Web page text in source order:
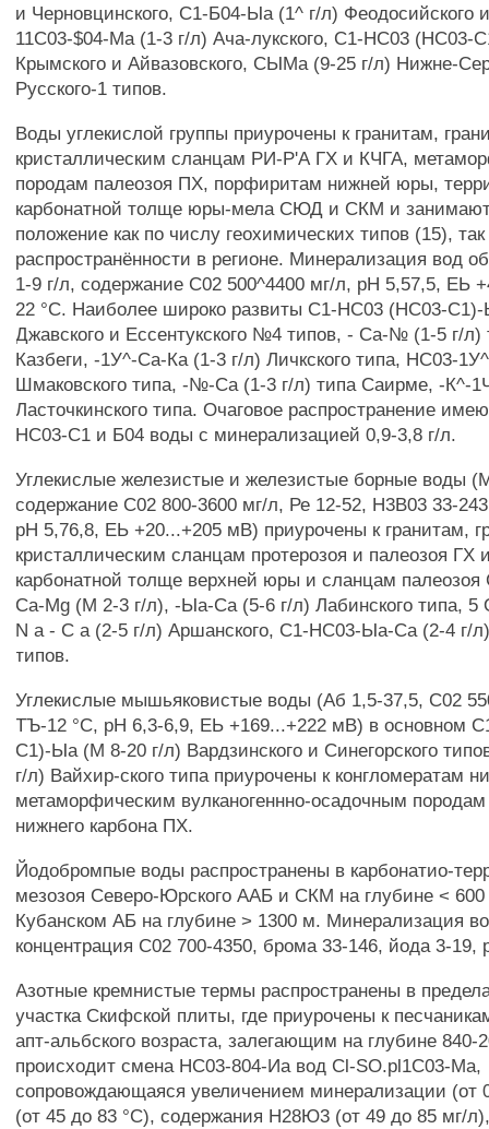
и Черновцинского, С1-Б04-Ыа (1^ г/л) Феодосийского и
11С03-$04-Ма (1-3 г/л) Ача-лукского, С1-НС03 (НС03-
Крымского и Айвазовского, СЫМа (9-25 г/л) Нижне-
Русского-1 типов.
Воды углекислой группы приурочены к гранитам,
кристаллическим сланцам РИ-Р'А ГХ и КЧГА,
породам палеозоя ПХ, порфиритам нижней юры,
карбонатной толще юры-мела СЮД и СКМ и
положение как по числу геохимических типов (15),
распространённости в регионе. Минерализация вод
1-9 г/л, содержание С02 500^4400 мг/л, рН 5,57,5, ЕЬ
22 °С. Наиболее широко развиты С1-НС03 (НС03-
Джавского и Ессентукского №4 типов, - Са-№ (1-5 г/л)
Казбеги, -1У^-Са-Ка (1-3 г/л) Личкского типа, НС03-
Шмаковского типа, -№-Са (1-3 г/л) типа Саирме, -К^-
Ласточкинского типа. Очаговое распространение
НС03-С1 и Б04 воды с минерализацией 0,9-3,8 г/л.
Углекислые железистые и железистые борные воды
содержание С02 800-3600 мг/л, Ре 12-52, Н3В03 33-
рН 5,76,8, ЕЬ +20...+205 мВ) приурочены к гранитам,
кристаллическим сланцам протерозоя и палеозоя ГХ
карбонатной толще верхней юры и сланцам
Ca-Mg (М 2-3 г/л), -Ыа-Са (5-6 г/л) Лабинского типа,
N а - С а (2-5 г/л) Аршанского, С1-НС03-Ыа-Са (2-4 г/
типов.
Углекислые мышьяковистые воды (Аб 1,5-37,5, С02
ТЪ-12 °С, рН 6,3-6,9, ЕЬ +169...+222 мВ) в основном
С1)-Ыа (М 8-20 г/л) Вардзинского и Синегорского
г/л) Вайхир-ского типа приурочены к конгломератам
метаморфическим вулканогеннно-осадочным
нижнего карбона ПХ.
Йодобромпые воды распространены в карбонатио-
мезозоя Северо-Юрского ААБ и СКМ на глубине <
Кубанском АБ на глубине > 1300 м. Минерализация
концентрация С02 700-4350, брома 33-146, йода 3-19,
Азотные кремнистые термы распространены в
участка Скифской плиты, где приурочены к
апт-альбского возраста, залегающим на глубине 840-
происходит смена НС03-804-Иа вод Cl-SO.pl1С03-Ма,
сопровождающаяся увеличением минерализации (от
(от 45 до 83 °С), содержания Н28Ю3 (от 49 до 85 мг/